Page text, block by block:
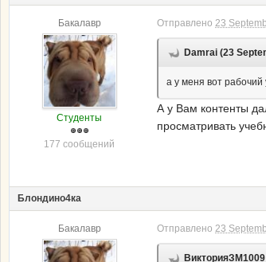
Бакалавр
Студенты
177 сообщений
Отправлено 23
Damrai (23
а у меня вот рабочий
А у Вам контенты
просматривать
Блондино4ка
Бакалавр Отправлено 23